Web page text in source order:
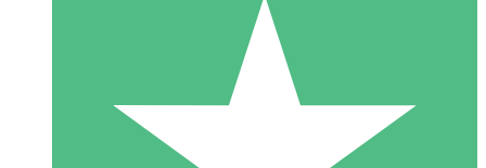
Paquetes de Créditos Individuales
Paga según el uso con créditos de descarga. Sin compromiso